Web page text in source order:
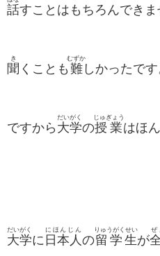
話すことはもちろんできま
聞
き
くことも 難
むずか
しかったです
ですから 大学
だいがく
の授業
じゅぎょう
はほ
大学
だいがく
に 日本人
にほんじん
の留学生
りゅうがくせい
が
ぜ